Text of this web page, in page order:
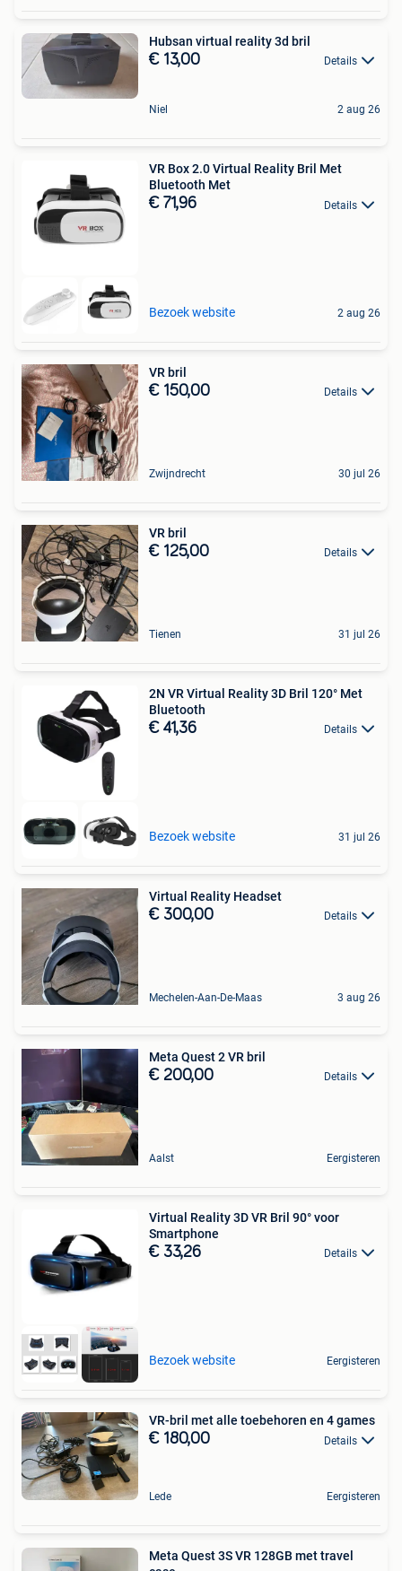
Hubsan virtual reality 3d bril
€ 13,00 Details
Niel 2 aug 26
VR Box 2.0 Virtual Reality Bril Met
Bluetooth Met
€ 71,96 Details
Bezoek website 2 aug 26
VR bril
€ 150,00 Details
Zwijndrecht 30 jul 26
VR bril
€ 125,00 Details
Tienen 31 jul 26
2N VR Virtual Reality 3D Bril 120° Met
Bluetooth
€ 41,36 Details
Bezoek website 31 jul 26
Virtual Reality Headset
€ 300,00 Details
Mechelen-Aan-De-Maas 3 aug 26
Meta Quest 2 VR bril
€ 200,00 Details
Aalst Eergisteren
Virtual Reality 3D VR Bril 90° voor
Smartphone
€ 33,26 Details
Bezoek website Eergisteren
VR-bril met alle toebehoren en 4 games
€ 180,00 Details
Lede Eergisteren
Meta Quest 3S VR 128GB met travel